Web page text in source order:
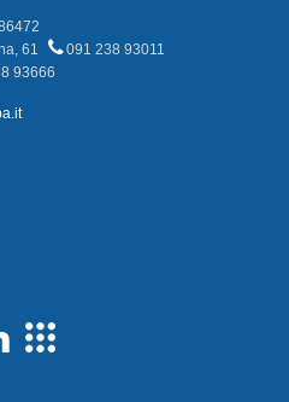
61
091 238 93011
93666